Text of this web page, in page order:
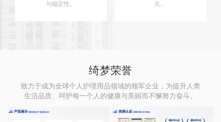
与稳定性。
久。
绮梦荣誉
致力于成为全球个人护理用品领域的领军企业，为提升人类
生活品质、呵护每一个人的健康与美丽而不懈努力奋斗。